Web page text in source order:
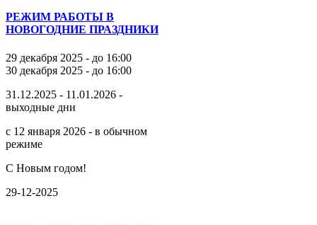
РЕЖИМ РАБОТЫ В
НОВОГОДНИЕ ПРАЗДНИКИ
29 декабря 2025 - до 16:00
30 декабря 2025 - до 16:00
31.12.2025 - 11.01.2026 -
выходные дни
с 12 января 2026 - в обычном
режиме
С Новым годом!
29-12-2025